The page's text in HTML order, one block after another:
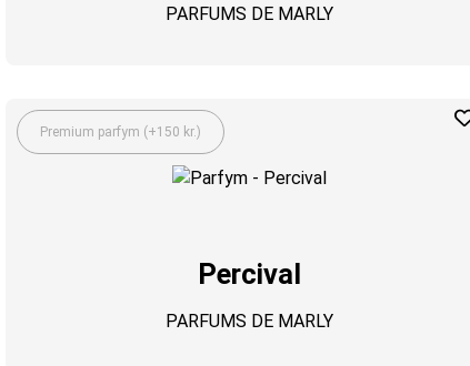
PARFUMS DE MARLY
Premium parfym (+150 kr.)
Percival
PARFUMS DE MARLY